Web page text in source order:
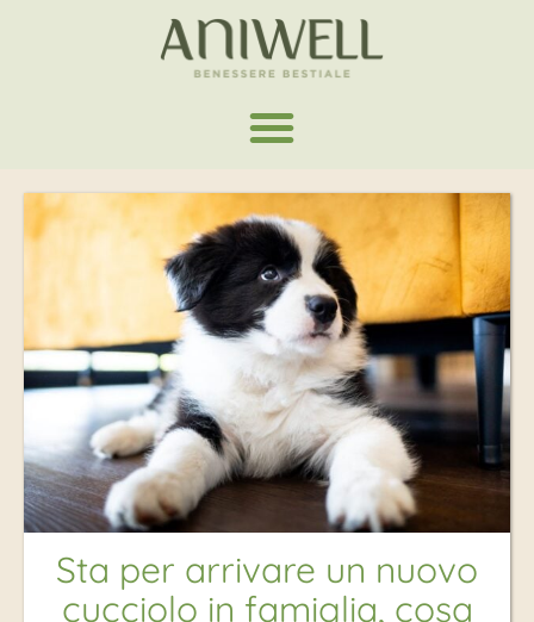
Sta per arrivare un nuovo
cucciolo in famiglia, cosa